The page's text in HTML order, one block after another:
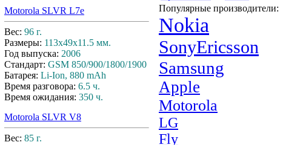
Motorola SLVR L7e
Вес: 96 г.
Размеры: 113x49x11.5 мм.
Год выпуска: 2006
Стандарт: GSM 850/900/1800/1900
Батарея: Li-Ion, 880 mAh
Время разговора: 6.5 ч.
Время ожидания: 350 ч.
Motorola SLVR V8
Вес: 85 г.
Популярные производители:
Nokia
SonyEricsson
Samsung
Apple
Motorola
LG
Fly